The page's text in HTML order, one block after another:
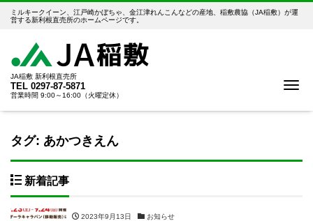
ミルキークイーン、江戸崎かぼちゃ、金江津れんこんなどの産地、稲敷農協（JA稲敷）が運
営する新利根直売所のホームページです。
JA稲敷 新利根直売所
TEL 0297-87-5871
営業時間 9:00～16:00（火曜定休）
タグ: あかつきえん
新着記事
2023年9月13日 お知らせ